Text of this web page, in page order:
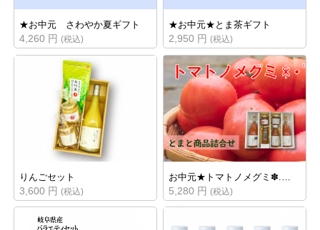
★お中元 さわやか夏ギフト
4,260 円(税込)
★お中元★とま茶ギフト
2,950 円(税込)
りんごセット
3,600 円(税込)
お中元★トマトノメグミ✽.…
5,280 円(税込)